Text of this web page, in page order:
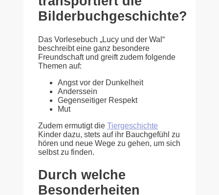
Bilderbuchgeschichte?
Das Vorlesebuch „Lucy und der Wal“
beschreibt eine ganz besondere
Freundschaft und greift zudem folgende
Themen auf:
Angst vor der Dunkelheit
Anderssein
Gegenseitiger Respekt
Mut
Zudem ermutigt die Tiergeschichte
Kinder dazu, stets auf ihr Bauchgefühl zu
hören und neue Wege zu gehen, um sich
selbst zu finden.
Durch welche
Besonderheiten